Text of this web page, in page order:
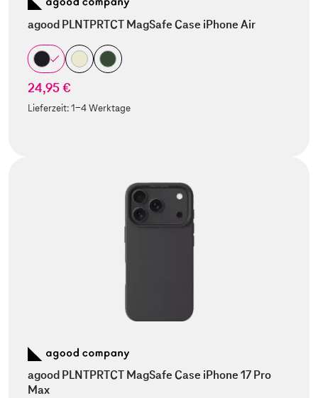
agood PLNTPRTCT MagSafe Case iPhone Air
24,95 €
Lieferzeit:1-4 Werktage
agood PLNTPRTCT MagSafe Case iPhone 17 Pro
Max